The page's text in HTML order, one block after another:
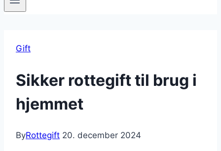
Gift
Sikker rottegift til brug i
hjemmet
ByRottegift 20. december 2024